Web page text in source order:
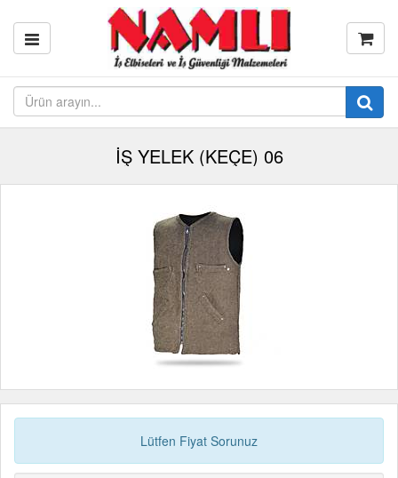
İŞ YELEK (KEÇE) 06
Lütfen Fiyat Sorunuz